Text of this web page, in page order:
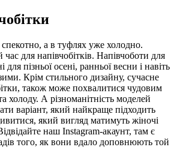
а в туфлях уже холодно.
час для напівчобітків. Напівчоботи для
для пізньої осені, ранньої весни і навіть
Крім стильного дизайну, сучасне
також може похвалитися чудовим
холоду. А різноманітність моделей
варіант, який найкраще підходить
який вигляд матимуть жіночі
наш Instagram-акаунт, там є
того, як вони вдало доповнюють той